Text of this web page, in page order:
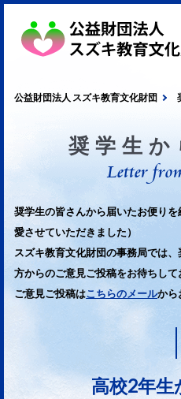
公益財団法人 スズキ教育文化財団
奨学生か
Letter
奨学生の皆さんから届いたお便り
愛させていただきました）
スズキ教育文化財団の事務局では
方からのご意見ご投稿をお待ちして
ご意見ご投稿はこちらのメールから
高校2年生